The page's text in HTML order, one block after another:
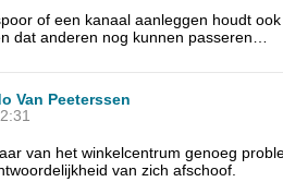
of een kanaal aanleggen houdt
dat anderen nog kunnen passeren…
Van Peeterssen
van het winkelcentrum genoeg
van zich afschoof.